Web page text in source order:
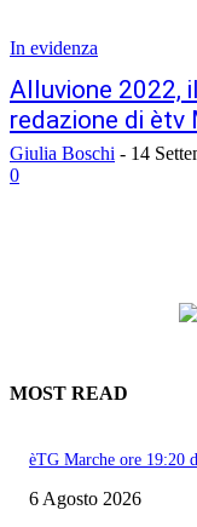
In evidenza
Alluvione 2022,
redazione di ètv
Giulia Boschi - 14
0
MOST READ
èTG Marche ore 19:20
6 Agosto 2026